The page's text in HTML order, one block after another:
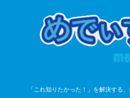
「これ知りたかった！」を解決する